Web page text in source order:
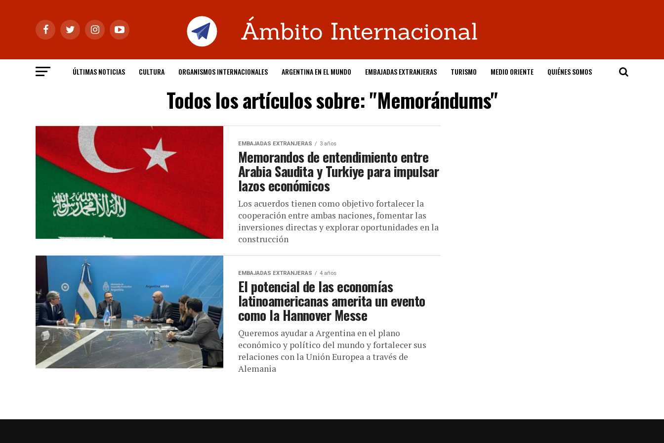
ÚLTIMAS NOTICIAS CULTURA ORGANISMOS INTERNACIONALES ARGENTINA EN EL MUNDO EMBAJADAS EXTRANJERAS TURISMO MEDIO ORIENTE QUIÉNES SOMOS
Todos los artículos sobre: "Memorándums"
EMBAJADAS EXTRANJERAS 3 años
Memorandos de entendimiento entre
Arabia Saudita y Turkiye para impulsar
lazos económicos
Los acuerdos tienen como objetivo fortalecer la
cooperación entre ambas naciones, fomentar las
inversiones directas y explorar oportunidades en la
construcción
EMBAJADAS EXTRANJERAS 4 años
El potencial de las economías
latinoamericanas amerita un evento
como la Hannover Messe
Queremos ayudar a Argentina en el plano
económico y político del mundo y fortalecer sus
relaciones con la Unión Europea a través de
Alemania